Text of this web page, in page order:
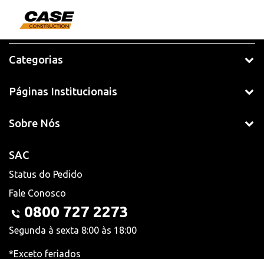
Categorias
Páginas Institucionais
Sobre Nós
SAC
Status do Pedido
Fale Conosco
0800 727 2273
Segunda à sexta 8:00 às 18:00
*Exceto feriados